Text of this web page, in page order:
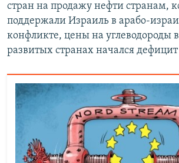
стран на продажу нефти странам,
поддержали Израиль в арабо-
конфликте, цены на углеводороды
развитых странах начался